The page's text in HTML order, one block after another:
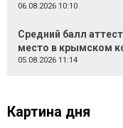
06.08.2026 10:10
Средний балл
место в крымском
05.08.2026 11:14
Картина дня